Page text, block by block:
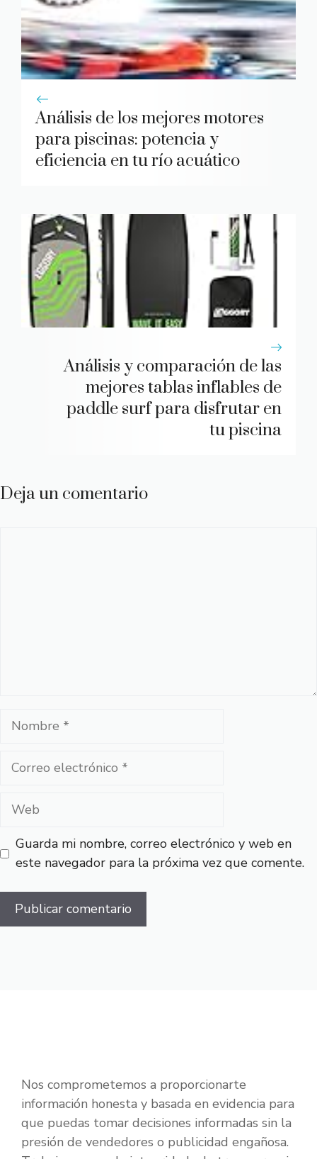
Análisis de los mejores motores
para piscinas: potencia y
eficiencia en tu río acuático
Análisis y comparación de las
mejores tablas inflables de
paddle surf para disfrutar en
tu piscina
Deja un comentario
Nombre
Correo
Web
Guarda mi nombre, correo electrónico y web en
este navegador para la próxima vez que comente.
Nos comprometemos a proporcionarte
información honesta y basada en evidencia para
que puedas tomar decisiones informadas sin la
presión de vendedores o publicidad engañosa.